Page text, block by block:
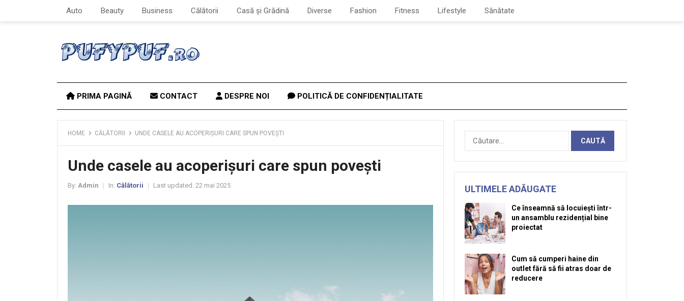
Auto Beauty Business Călătorii Casă și Grădină Diverse Fashion Fitness Lifestyle Sănătate
PRIMA PAGINĂ CONTACT DESPRE NOI POLITICĂ DE CONFIDENȚIALITATE
HOME CĂLĂTORII UNDE CASELE AU ACOPERIȘURI CARE SPUN POVEȘTI
Unde casele au acoperișuri care spun povești
By: Admin In: Călătorii Last updated: 22 mai 2025
Caută
după:
ULTIMELE ADĂUGATE
Ce înseamnă să locuiești într-
un ansamblu rezidențial bine
proiectat
Cum să cumperi haine din
outlet fără să fii atras doar de
reducere